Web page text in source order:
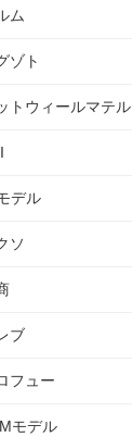
ム
ゾト
トウィールマテル
デル
ソ
ブ
フュー
モデル